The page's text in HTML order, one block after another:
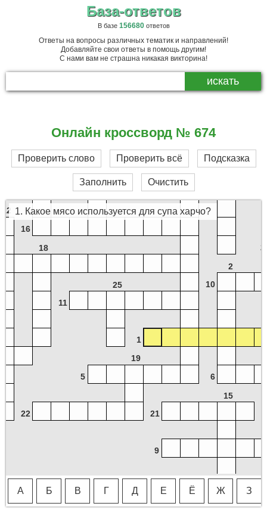
База-ответов
В базе 156680ответов
Ответы на вопросы различных тематик и направлений!
Добавляйте свои ответы в помощь другим!
С нами вам не страшна никакая викторина!
Онлайн кроссворд № 674
Проверить слово Проверить всё Подсказка
Заполнить Очистить
1. Какое мясо используется для супа харчо?
А Б В Г Д Е Ё Ж З
23
14
3
13
12
16
18
2
25
10
11
1
19
5
6
15
22
21
9
20